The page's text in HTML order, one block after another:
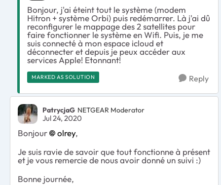
Bonjour, j'ai éteint tout le système (modem
Hitron + système Orbi) puis redémarrer. Là j'ai dû
reconfigurer le mappage des 2 satellites pour
faire fonctionner le système en Wifi. Puis, je me
suis connecté à mon espace icloud et
déconnecter et depuis je peux accéder aux
services Apple! Etonnant!
MARKED AS SOLUTION Reply
PatrycjaG NETGEAR Moderator
Jul 24, 2020
Bonjour olrey,
Je suis ravie de savoir que tout fonctionne à présent
et je vous remercie de nous avoir donné un suivi :)
Bonne journée,